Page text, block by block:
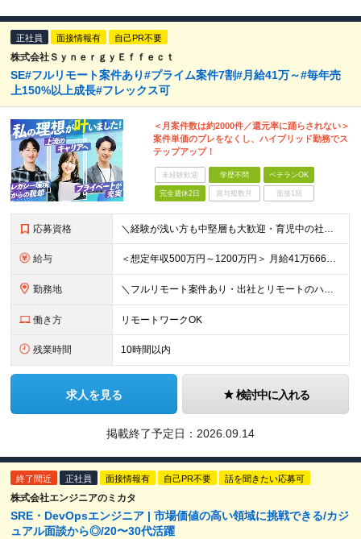
正社員 面接情報有 自己PR不要
株式会社ＳｙｎｅｒｇｙＥｆｆｅｃｔ
SE#フルリモート案件あり#プライム案件7割#月給41万～#毎年売
上150%以上成長#フレックス可
＜月案件数は約2000件／還元率に踊らされない＞
案件単価のブレをなくし、ハイブリッド勤務でス
テップアップ！
未経験歓迎 学歴不問 ベテランOK
完全週休2日 賞与複数月 面接1回
応募資格 ＼経験が浅い方も中堅層も大歓迎・育児中の社員も活躍中／ ■学歴不問 ■開発エンジニアとしての経験2年以上 ■日本在住 ■日本語でのコミュニケーションが取れる方 ■外国籍の方はN1保有者 ★平均年齢3
給与 ＜想定年収500万円～1200万円＞ 月給41万6666円～100万円+交通費+残業手当 ※残業代は別途全額支給します ※試用期間6ヶ月あり。給与以外の待遇の差異はありません ┗試用期間後に若干が給
勤務地 ＼フルリモート案件あり・出社とリモートのハイブリッド勤務可能／ 【本社】東京都新宿区西新宿三丁目3番-13号西新宿水間ビル6階 ★ハイブリッド出社や出社メインでの勤務をご希望の方もぜひご応募ください
働き方 リモートワークOK
残業時間 10時間以内
求人を見る 検討中に入れる
掲載終了予定日： 2026.09.14
終了間近 正社員 面接情報有 自己PR不要 話を聞きたい応募可
株式会社エンジニアのミカタ
SRE・DevOpsエンジニア | 市場価値の高い領域に挑戦できる/カジ
ュアル面談から◎/20〜30代活躍